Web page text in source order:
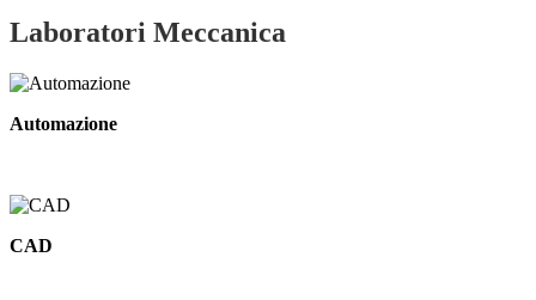
Laboratori Meccanica
Automazione
CAD